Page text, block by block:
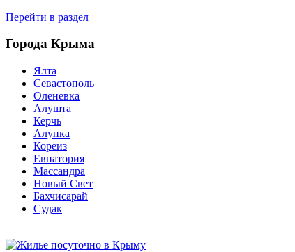
Перейти в раздел
Города Крыма
Ялта
Севастополь
Оленевка
Алушта
Керчь
Алупка
Кореиз
Евпатория
Массандра
Новый Свет
Бахчисарай
Судак